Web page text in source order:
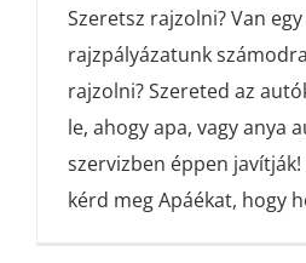
Szeretsz rajzolni? Van egy
rajzpályázatunk
rajzolni? Szereted az
le, ahogy apa, vagy anya
szervizben éppen
kérd meg Apáékat, hogy